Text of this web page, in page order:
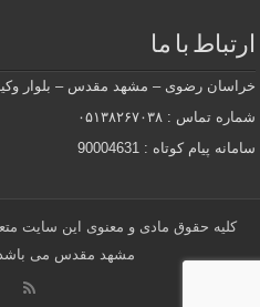
ارتباط با ما
خراسان رضوی – مشهد مقدس – بلوار وکیل
شماره تماس : ۰۵۱۳۸۲۶۷۰۳۸
سامانه پیام کوتاه : 90004631
کلیه حقوق مادی و معنوی این سایت
مشهد مقدس می